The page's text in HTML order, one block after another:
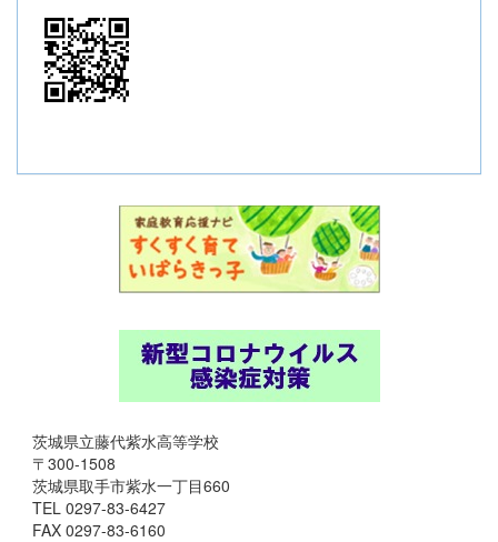
茨城県立藤代紫水高等学校
〒300-1508
茨城県取手市紫水一丁目660
TEL 0297-83-6427
FAX 0297-83-6160